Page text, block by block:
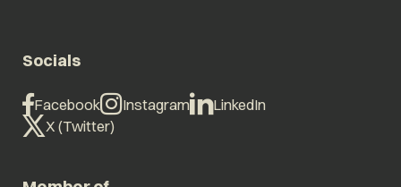
Socials
Facebook Instagram
LinkedIn
X (Twitter)